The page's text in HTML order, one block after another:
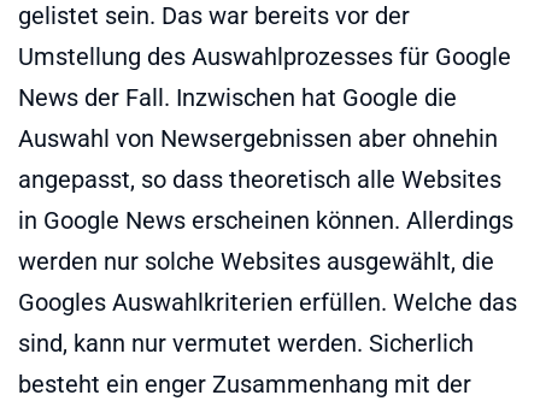
gelistet sein. Das war bereits vor der
Umstellung des Auswahlprozesses für Google
News der Fall. Inzwischen hat Google die
Auswahl von Newsergebnissen aber ohnehin
angepasst, so dass theoretisch alle Websites
in Google News erscheinen können. Allerdings
werden nur solche Websites ausgewählt, die
Googles Auswahlkriterien erfüllen. Welche das
sind, kann nur vermutet werden. Sicherlich
besteht ein enger Zusammenhang mit der